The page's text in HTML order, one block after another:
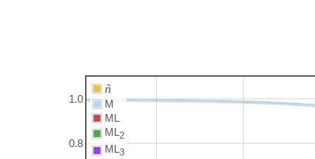
0.8
1.0
ñ
M
ML
ML2
ML3